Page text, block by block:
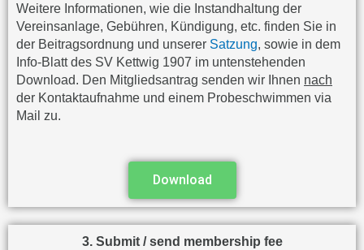
Weitere Informationen, wie die Instandhaltung der
Vereinsanlage, Gebühren, Kündigung, etc. finden Sie in
der Beitragsordnung und unserer Satzung, sowie in dem
Info-Blatt des SV Kettwig 1907 im untenstehenden
Download. Den Mitgliedsantrag senden wir Ihnen nach
der Kontaktaufnahme und einem Probeschwimmen via
Mail zu.
Download
3. Submit / send membership fee